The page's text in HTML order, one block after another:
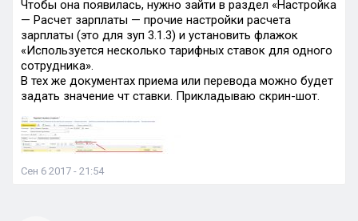
Чтобы она появилась, нужно зайти в раздел «Настройка
— Расчет зарплаты — прочие настройки расчета
зарплаты (это для зуп 3.1.3) и установить флажок
«Используется несколько тарифных ставок для одного
сотрудника».
В тех же документах приема или перевода можно будет
задать значение чт ставки. Прикладываю скрин-шот.
Сен 6 2017 - 21:54